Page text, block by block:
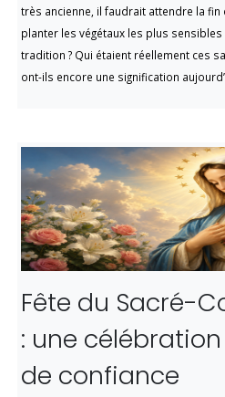
très ancienne, il faudrait attendre la
planter les végétaux les plus sensibles
tradition ? Qui étaient réellement ces
ont-ils encore une signification
Fête du Sacré-
: une
de confiance